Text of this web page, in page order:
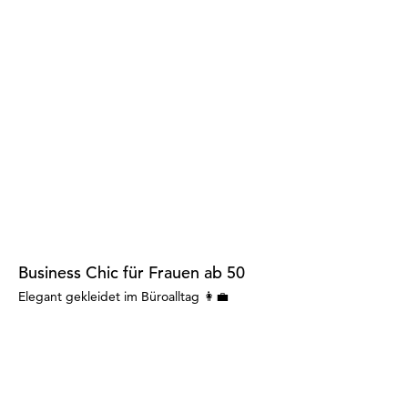
Business Chic für Frauen ab 50
Elegant gekleidet im Büroalltag 👩‍💼